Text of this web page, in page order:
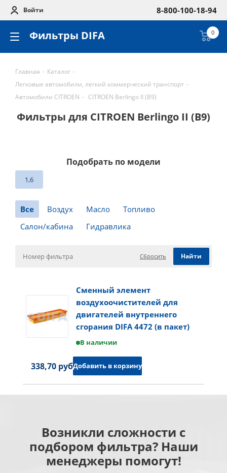
Войти 8-800-100-18-94
Фильтры DIFA 0
Главная - Каталог -
Легковые автомобили, легкий коммерческий транспорт -
Автомобили CITROEN - CITROEN Berlingo II (B9)
Фильтры для CITROEN Berlingo II (B9)
Подобрать по модели
1,6
Все Воздух Масло
Топливо
Салон/кабина
Гидравлика
Сбросить
Сменный элемент
воздухоочистителей для
двигателей внутреннего
сгорания DIFA 4472 (в пакет)
В наличии
338,70 руб.Добавить в корзину
Возникли сложности с
подбором фильтра? Наши
менеджеры помогут!